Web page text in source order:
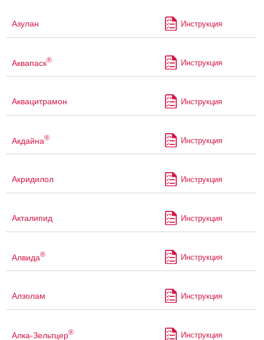
Азулан Инструкция
Аквапаск® Инструкция
Аквацитрамон Инструкция
Акдайна® Инструкция
Акридилол Инструкция
Акталипид Инструкция
Алвида® Инструкция
Алзолам Инструкция
Алка-Зельтцер® Инструкция